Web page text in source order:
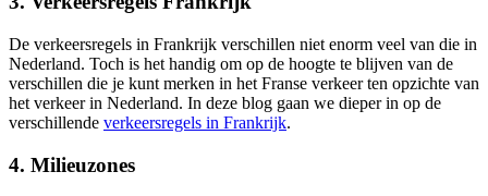
De verkeersregels in Frankrijk verschillen niet enorm veel van die in
Nederland. Toch is het handig om op de hoogte te blijven van de
verschillen die je kunt merken in het Franse verkeer ten opzichte van
het verkeer in Nederland. In deze blog gaan we dieper in op de
verschillende verkeersregels in Frankrijk.
4. Milieuzones